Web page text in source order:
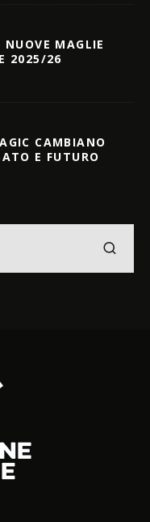
MAGLIE
2025/26
CAMBIANO
E FUTURO